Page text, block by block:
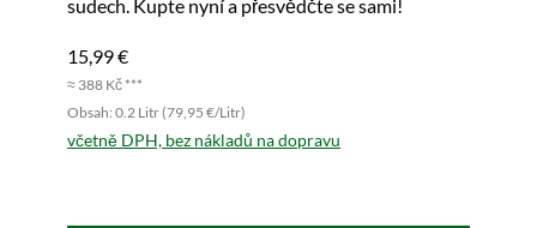
sudech. Kupte nyní a přesvědčte se sami!
15,99 €
≈ 388 Kč ***
Obsah: 0.2 Litr (79,95 €/Litr)
včetně DPH, bez nákladů na dopravu